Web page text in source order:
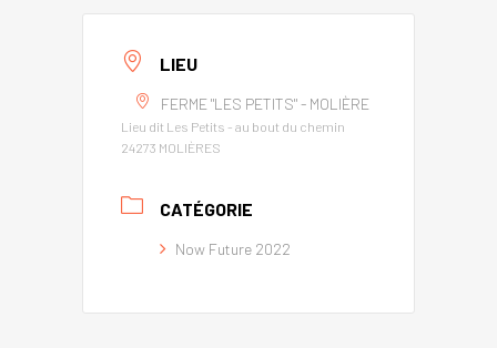
LIEU
FERME "LES PETITS" - MOLIÈRE
Lieu dit Les Petits - au bout du chemin
24273 MOLIÈRES
CATÉGORIE
Now Future 2022